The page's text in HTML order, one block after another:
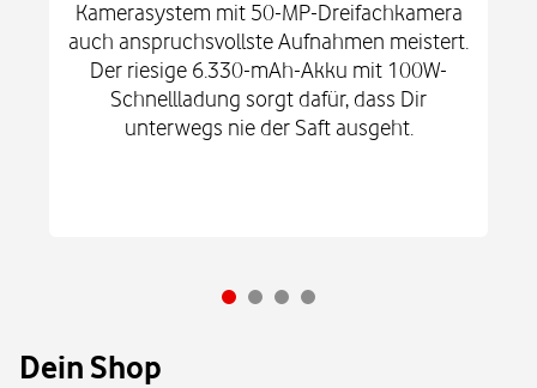
Kamerasystem mit 50-MP-Dreifachkamera
auch anspruchsvollste Aufnahmen meistert.
Der riesige 6.330-mAh-Akku mit 100W-
Schnellladung sorgt dafür, dass Dir
unterwegs nie der Saft ausgeht.
Dein Shop